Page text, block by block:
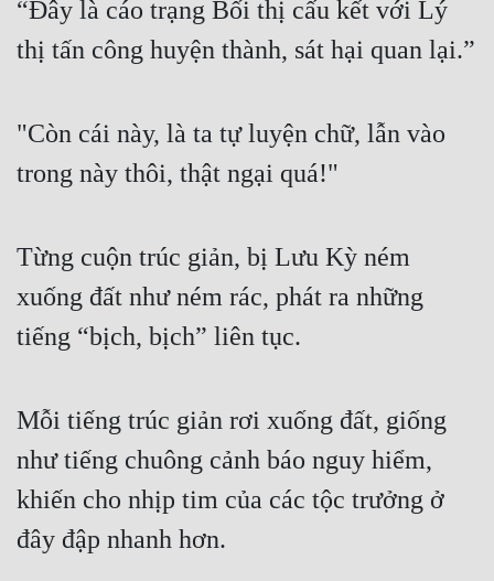
“Đây là cáo trạng Bối thị cấu kết với Lý
thị tấn công huyện thành, sát hại quan lại.”
"Còn cái này, là ta tự luyện chữ, lẫn vào
trong này thôi, thật ngại quá!"
Từng cuộn trúc giản, bị Lưu Kỳ ném
xuống đất như ném rác, phát ra những
tiếng “bịch, bịch” liên tục.
Mỗi tiếng trúc giản rơi xuống đất, giống
như tiếng chuông cảnh báo nguy hiểm,
khiến cho nhịp tim của các tộc trưởng ở
đây đập nhanh hơn.